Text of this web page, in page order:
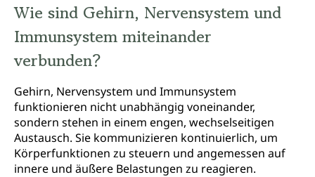
Wie sind Gehirn, Nervensystem und
Immunsystem miteinander
verbunden?
Gehirn, Nervensystem und Immunsystem
funktionieren nicht unabhängig voneinander,
sondern stehen in einem engen, wechselseitigen
Austausch. Sie kommunizieren kontinuierlich, um
Körperfunktionen zu steuern und angemessen auf
innere und äußere Belastungen zu reagieren.